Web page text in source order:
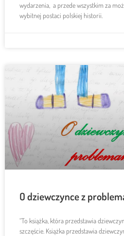
wydarzenia, a przede wszystkim za
wybitnej postaci polskiej historii.
O dziewczynce z
“To książka, która przedstawia
szczęście. Książka przedstawia